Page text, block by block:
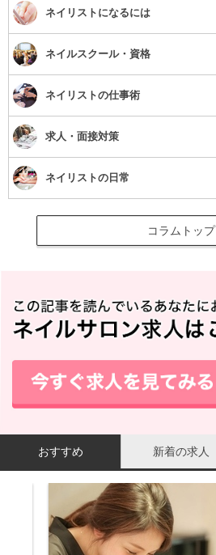
ネイリストになるには
ネイルスクール・資格
ネイリストの仕事術
求人・面接対策
ネイリストの日常
コラムトップ
おすすめ 新着の求人